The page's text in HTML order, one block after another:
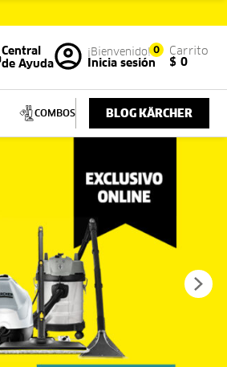
Central
de Ayuda
Inicia sesión
Carrito
$ 0
0
COMBOS BLOG KÄRCHER